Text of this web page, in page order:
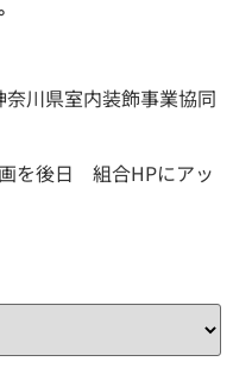
川県室内装飾事業協同
組合HPにアッ